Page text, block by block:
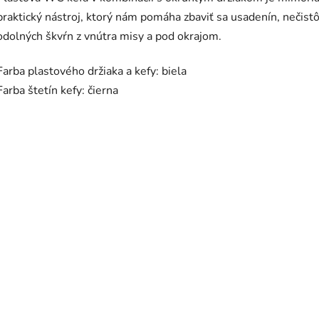
nástroj, ktorý nám pomáha zbaviť sa usadenín,
škvŕn z vnútra misy a pod okrajom.
plastového držiaka a kefy: biela
štetín kefy: čierna